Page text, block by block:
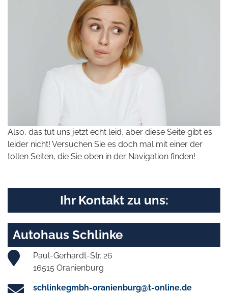
Also, das tut uns jetzt echt leid, aber diese Seite gibt es
leider nicht! Versuchen Sie es doch mal mit einer der
tollen Seiten, die Sie oben in der Navigation finden!
Ihr Kontakt zu uns:
Autohaus Schlinke
Paul-Gerhardt-Str. 26
16515 Oranienburg
schlinkegmbh-oranienburg@t-online.de